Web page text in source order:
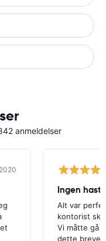
anmeldelser
Ingen
Alt var
kontorist
Vi måtte gå
dette